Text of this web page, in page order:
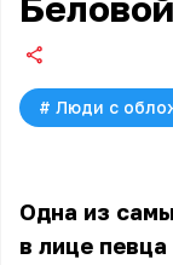
# Люди с
Одна из
в лице певца